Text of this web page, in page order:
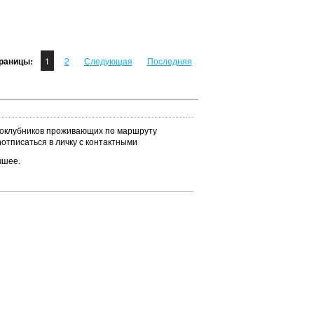
1 2 Следующая Последняя
проживающих по маршруту
в личку с контактными